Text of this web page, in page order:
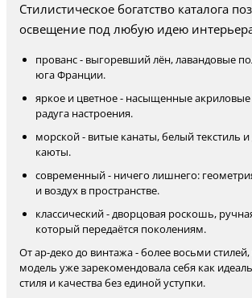
Стилистическое богатство каталога
освещение под любую идею
прованс - выгоревший лён, лавандовые
юга Франции.
яркое и цветное - насыщенные
радуга настроения.
морской - витые канаты, белый текстиль
каюты.
современный - ничего лишнего:
и воздух в пространстве.
классический - дворцовая роскошь,
который передаётся поколениям.
От ар-деко до винтажа - более восьми стилей,
модель уже зарекомендовала себя как
стиля и качества без единой уступки.